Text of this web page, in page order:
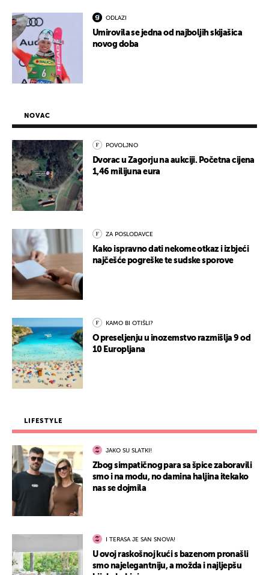
ODLAZI
Umirovila se jedna od najboljih skijašica
novog doba
NOVAC
POVOLJNO
Dvorac u Zagorju na aukciji. Početna cijena
1,46 milijuna eura
ZA POSLODAVCE
Kako ispravno dati nekome otkaz i izbjeći
najčešće pogreške te sudske sporove
KAMO BI OTIŠLI?
O preseljenju u inozemstvo razmišlja 9 od
10 Europljana
LIFESTYLE
JAKO SU SLATKI!
Zbog simpatičnog para sa špice zaboravili
smo i na modu, no damina haljina itekako
nas se dojmila
I TERASA JE SAN SNOVA!
U ovoj raskošnoj kući s bazenom pronašli
smo najelegantniju, a možda i najljepšu